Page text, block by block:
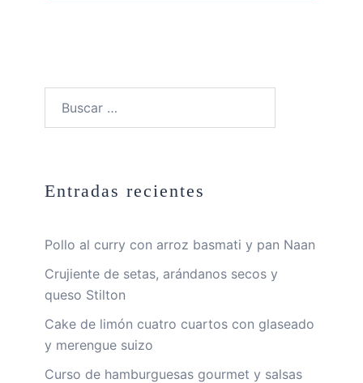
Entradas recientes
Pollo al curry con arroz basmati y pan Naan
Crujiente de setas, arándanos secos y
queso Stilton
Cake de limón cuatro cuartos con glaseado
y merengue suizo
Curso de hamburguesas gourmet y salsas